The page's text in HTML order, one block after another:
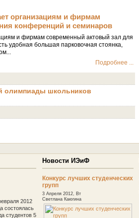
организациям и фирмам
конференций и семинаров
и фирмам современный актовый зал для
удобная большая парковочная стоянка,
Подробнее ...
олимпиады школьников
2012
состоялась
студентов 5
Новости ИЭиФ
Конкурс лучших студенческих
групп
3 Апреля 2012, Вт
Светлана Каюгина